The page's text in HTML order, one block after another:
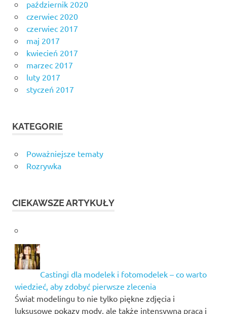
październik 2020
czerwiec 2020
czerwiec 2017
maj 2017
kwiecień 2017
marzec 2017
luty 2017
styczeń 2017
KATEGORIE
Poważniejsze tematy
Rozrywka
CIEKAWSZE ARTYKUŁY
Castingi dla modelek i fotomodelek – co warto
wiedzieć, aby zdobyć pierwsze zlecenia
Świat modelingu to nie tylko piękne zdjęcia i
luksusowe pokazy mody, ale także intensywna praca i